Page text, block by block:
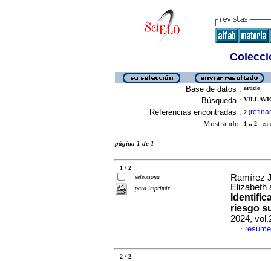
Base de datos : article
Búsqueda :
Referencias encontradas : 2 [refinar
Mostrando: 1 .. 2 en
página 1 de 1
1 / 2
selecciona
para imprimir
Ramírez
Elizabeth
riesgo
2024,
·
2 / 2